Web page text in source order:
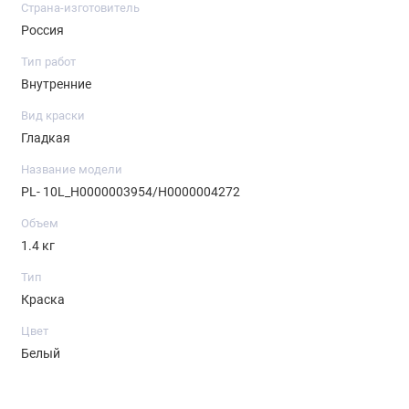
Страна-изготовитель
Россия
Тип работ
Внутренние
Вид краски
Гладкая
Название модели
PL- 10L_Н0000003954/Н0000004272
Объем
1.4 кг
Тип
Краска
Цвет
Белый